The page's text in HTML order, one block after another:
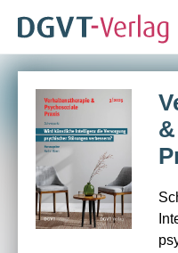
ZUR SUCHE